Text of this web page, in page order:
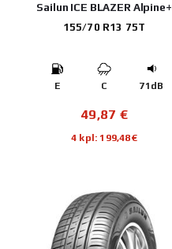
Sailun ICE BLAZER Alpine+
155/70 R13 75T
E C 71dB
49,87 €
4 kpl: 199,48€